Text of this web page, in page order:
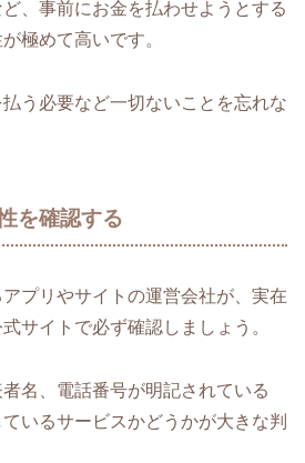
、事前にお金を払わせようとする
極めて高いです。
う必要など一切ないことを忘れな
を確認する
プリやサイトの運営会社が、実在
サイトで必ず確認しましょう。
名、電話番号が明記されている
いるサービスかどうかが大きな判